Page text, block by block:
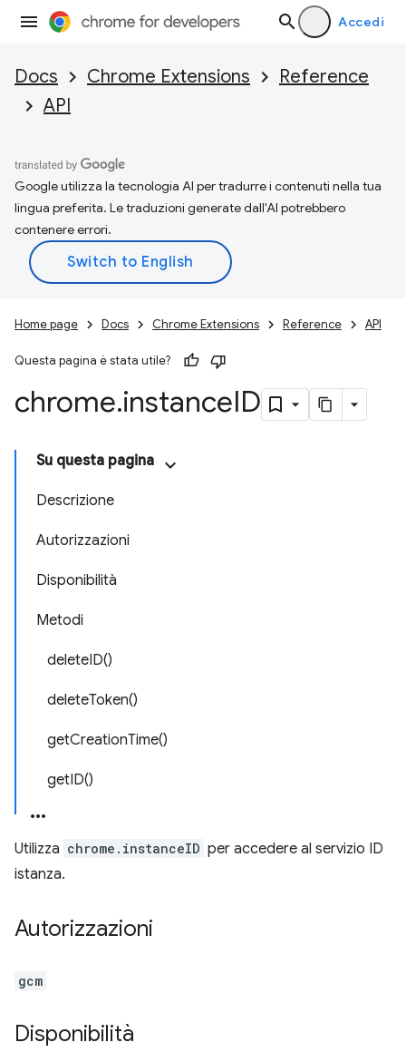
Accedi
Docs Chrome Extensions
Reference
API
Google utilizza la tecnologia AI per tradurre i contenuti nella tua
lingua preferita. Le traduzioni generate dall'AI potrebbero
contenere errori.
Home page Docs Chrome Extensions Reference API
Questa pagina è stata utile?
chrome.instanceID
Su questa pagina
Descrizione
Autorizzazioni
Disponibilità
Metodi
deleteID()
deleteToken()
getCreationTime()
getID()
Utilizza chrome.instanceID per accedere al servizio ID
istanza.
Autorizzazioni
gcm
Disponibilità